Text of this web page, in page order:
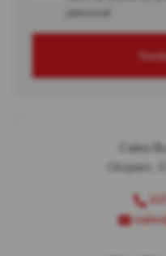
personal
Calea
Otopeni,